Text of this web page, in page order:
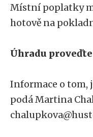
Místní poplatky
hotově na
Úhradu
Informace o tom,
podá Martina